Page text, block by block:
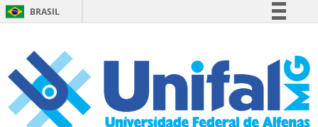
BRASIL
Participe
Acesso à informação
Legislação